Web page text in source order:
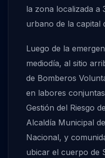
la zona localizada a
urbano de la capital
Luego de la
mediodía, al sitio
de Bomberos
en labores
Gestión del Riesgo
Alcaldía Municipal
Nacional, y
ubicar el cuerpo de